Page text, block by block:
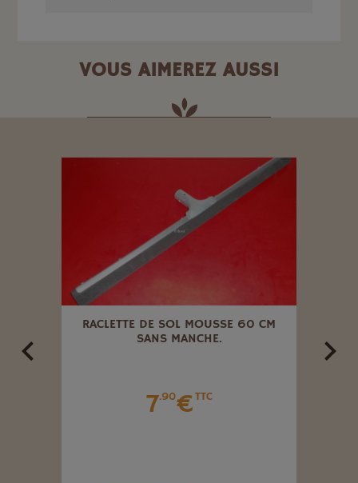
VOUS AIMEREZ AUSSI
RACLETTE DE SOL MOUSSE 60 CM
SANS MANCHE.
7.90€TTC